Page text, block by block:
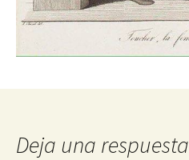
Deja una respuesta